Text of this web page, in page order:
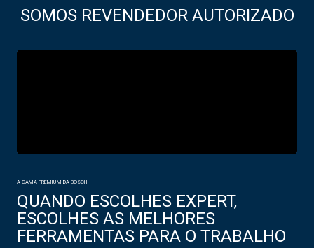
SOMOS REVENDEDOR AUTORIZADO
A GAMA PREMIUM DA BOSCH
QUANDO ESCOLHES EXPERT,
ESCOLHES AS MELHORES
FERRAMENTAS PARA O TRABALHO